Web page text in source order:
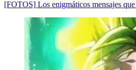
[FOTOS] Los enigmáticos mensajes